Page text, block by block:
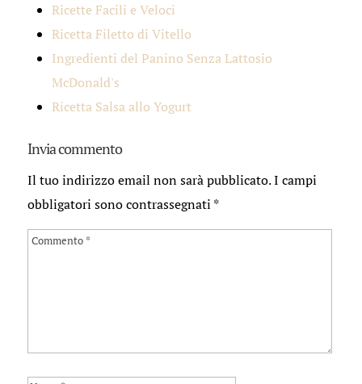
Ricette Facili e Veloci
Ricetta Filetto di Vitello
Ingredienti del Panino Senza Lattosio
McDonald's
Ricetta Salsa allo Yogurt
Invia commento
Il tuo indirizzo email non sarà pubblicato. I campi
obbligatori sono contrassegnati *